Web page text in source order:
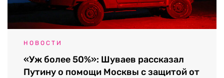
НОВОСТИ
«Уж более 50%»: Шуваев рассказал
Путину о помощи Москвы с защитой от